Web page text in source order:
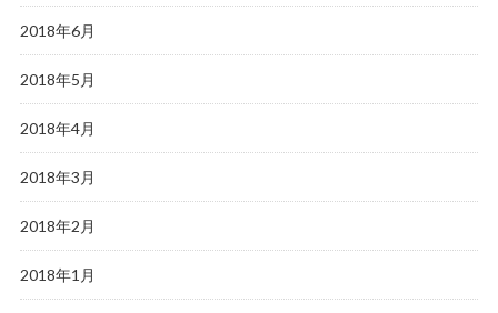
2018年6月
2018年5月
2018年4月
2018年3月
2018年2月
2018年1月